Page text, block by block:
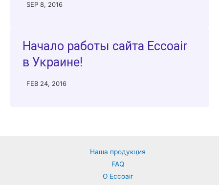
SEP 8, 2016
Начало работы сайта Eccoair
в Украине!
FEB 24, 2016
Наша продукция
FAQ
О Eccoair